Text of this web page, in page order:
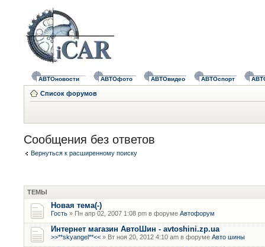
АВТОновости АВТОфото АВТОвидео АВТОспорт
Список форумов
Сообщения без ответов
Вернуться к расширенному поиску
ТЕМЫ
Новая тема(-)
Гость » Пн апр 02, 2007 1:08 pm в форуме Автофорум
Интернет магазин АвтоШин - avtoshini.zp.ua
>>**skyangel**<< » Вт ноя 20, 2012 4:10 am в форуме Авто шины